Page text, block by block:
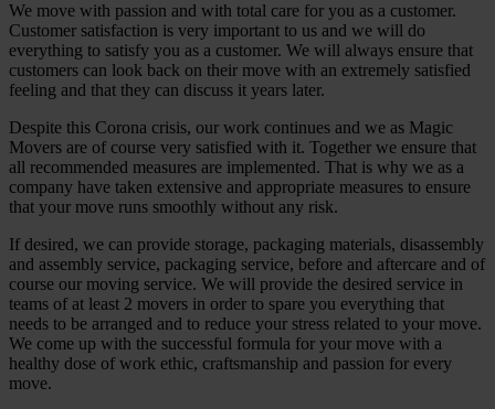
We move with passion and with total care for you as a customer.
Customer satisfaction is very important to us and we will do
everything to satisfy you as a customer. We will always ensure that
customers can look back on their move with an extremely satisfied
feeling and that they can discuss it years later.
Despite this Corona crisis, our work continues and we as Magic
Movers are of course very satisfied with it. Together we ensure that
all recommended measures are implemented. That is why we as a
company have taken extensive and appropriate measures to ensure
that your move runs smoothly without any risk.
If desired, we can provide storage, packaging materials, disassembly
and assembly service, packaging service, before and aftercare and of
course our moving service. We will provide the desired service in
teams of at least 2 movers in order to spare you everything that
needs to be arranged and to reduce your stress related to your move.
We come up with the successful formula for your move with a
healthy dose of work ethic, craftsmanship and passion for every
move.